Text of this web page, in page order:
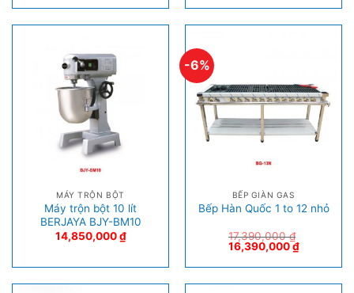
MÁY TRỘN BỘT
Máy trộn bột 10 lít
BERJAYA BJY-BM10
14,850,000₫
-6%
BẾP GIÀN GAS
Bếp Hàn Quốc 1 to 12 nhỏ
17,390,000₫
16,390,000₫